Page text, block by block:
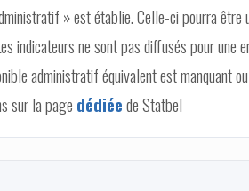
» est établie. Celle-ci pourra
indicateurs ne sont pas diffusés pour une
administratif équivalent est manquant
sur la page dédiéede Statbel